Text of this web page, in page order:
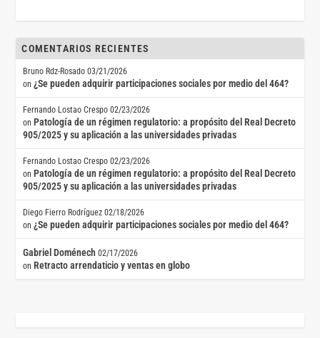
COMENTARIOS RECIENTES
Bruno Rdz-Rosado 03/21/2026
on¿Se pueden adquirir participaciones sociales por medio del 464?
Fernando Lostao Crespo 02/23/2026
on Patología de un régimen regulatorio: a propósito del Real Decreto
905/2025 y su aplicación a las universidades privadas
Fernando Lostao Crespo 02/23/2026
on Patología de un régimen regulatorio: a propósito del Real Decreto
905/2025 y su aplicación a las universidades privadas
Diego Fierro Rodríguez 02/18/2026
on¿Se pueden adquirir participaciones sociales por medio del 464?
Gabriel Doménech 02/17/2026
on Retracto arrendaticio y ventas en globo